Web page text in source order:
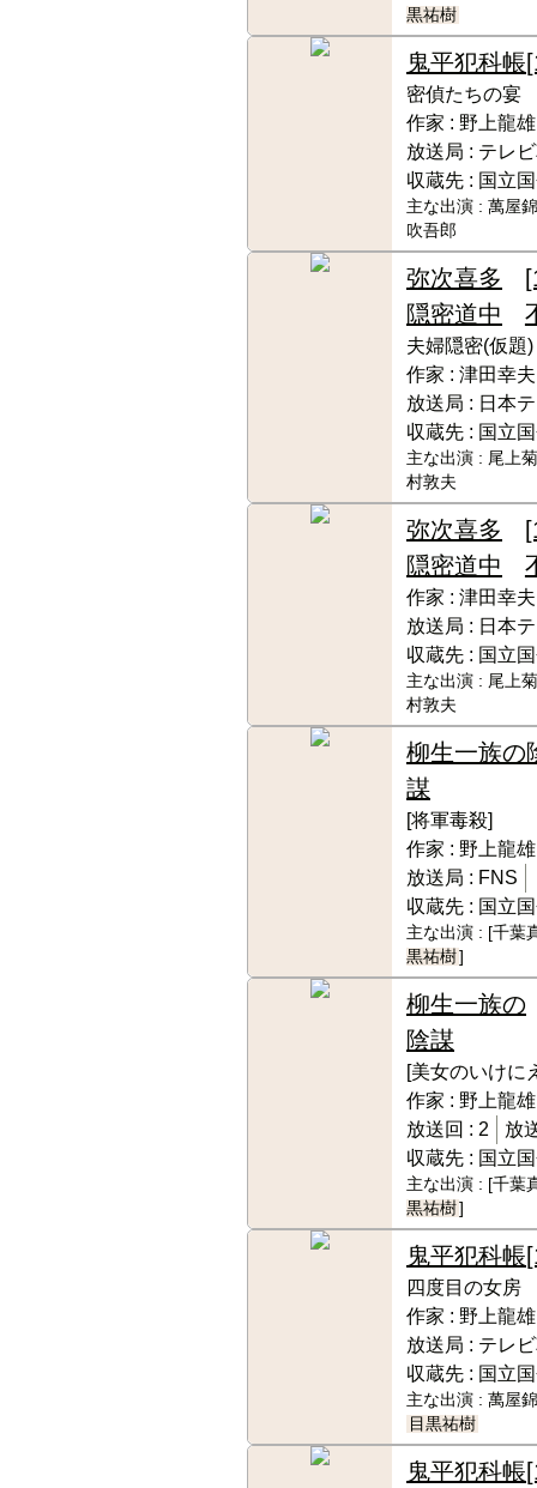
黒祐樹
鬼平犯科帳
密偵たちの宴
作家 : 野上龍雄
放送局 : テレ
収蔵先 : 国立
主な出演 : 萬屋
吹吾郎
弥次喜多
隠密道中
夫婦隠密(仮題)
作家 : 津田幸夫
放送局 : 日本
収蔵先 : 国立
主な出演 : 尾上
村敦夫
弥次喜多
隠密道中
作家 : 津田幸夫
放送局 : 日本
収蔵先 : 国立
主な出演 : 尾上
村敦夫
柳生一族の
謀
[将軍毒殺]
作家 : 野上龍雄
放送局 : FNS
収蔵先 : 国立
主な出演 : [千葉
黒祐樹]
柳生一族の
陰謀
[美女のいけに
作家 : 野上龍
放送回 : 2
放
収蔵先 : 国立
主な出演 : [千葉
黒祐樹]
鬼平犯科帳
四度目の女房
作家 : 野上龍雄
放送局 : テレ
収蔵先 : 国立
主な出演 : 萬屋
目黒祐樹
鬼平犯科帳